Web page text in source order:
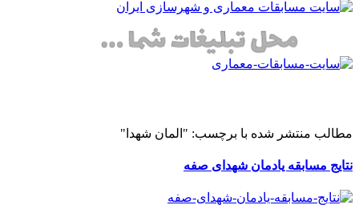
علیرضا کریمی کلور
مطالب منتشر شده با برچسب: "المان شهدا"
نتایج مسابقه یادمان شهدای صفه